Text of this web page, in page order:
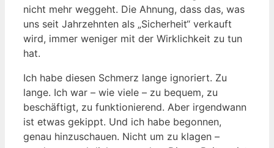
nicht mehr weggeht. Die Ahnung, dass das, was
uns seit Jahrzehnten als „Sicherheit“ verkauft
wird, immer weniger mit der Wirklichkeit zu tun
hat.
Ich habe diesen Schmerz lange ignoriert. Zu
lange. Ich war – wie viele – zu bequem, zu
beschäftigt, zu funktionierend. Aber irgendwann
ist etwas gekippt. Und ich habe begonnen,
genau hinzuschauen. Nicht um zu klagen –